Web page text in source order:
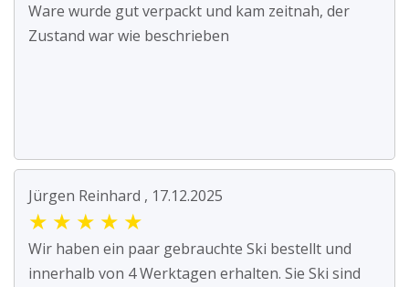
Ware wurde gut verpackt und kam zeitnah, der
Zustand war wie beschrieben
Jürgen Reinhard , 17.12.2025
★ ★ ★ ★ ★
Wir haben ein paar gebrauchte Ski bestellt und
innerhalb von 4 Werktagen erhalten. Sie Ski sind